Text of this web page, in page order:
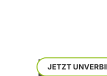
JETZT